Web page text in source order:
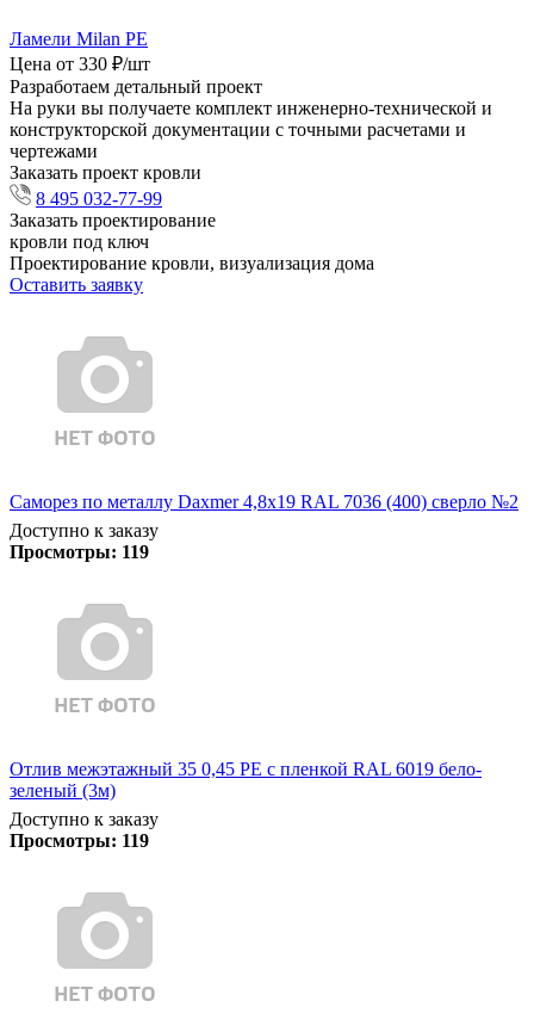
Ламели Milan PE
Цена от 330 ₽/шт
Разработаем детальный проект
На руки вы получаете комплект инженерно-технической и
конструкторской документации с точными расчетами и
чертежами
Заказать проект кровли
8 495 032-77-99
Заказать проектирование
кровли под ключ
Проектирование кровли, визуализация дома
Оставить заявку
Саморез по металлу Daxmer 4,8х19 RAL 7036 (400) сверло №2
Доступно к заказу
Просмотры: 119
Отлив межэтажный 35 0,45 PE с пленкой RAL 6019 бело-
зеленый (3м)
Доступно к заказу
Просмотры: 119